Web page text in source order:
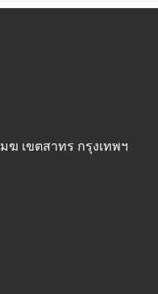
ฆ เขตสาทร กรุงเทพฯ